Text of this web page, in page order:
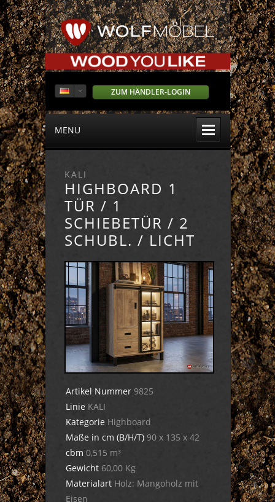
ZUM HÄNDLER-LOGIN
MENU
KALI
HIGHBOARD 1
TÜR / 1
SCHIEBETÜR / 2
SCHUBL. / LICHT
Artikel Nummer 9825
Linie KALI
Kategorie Highboard
Maße in cm (B/H/T) 90 x 135 x 42
cbm 0,515 m³
Gewicht 60,00 Kg
Materialart Holz: Mangoholz mit
Eisen